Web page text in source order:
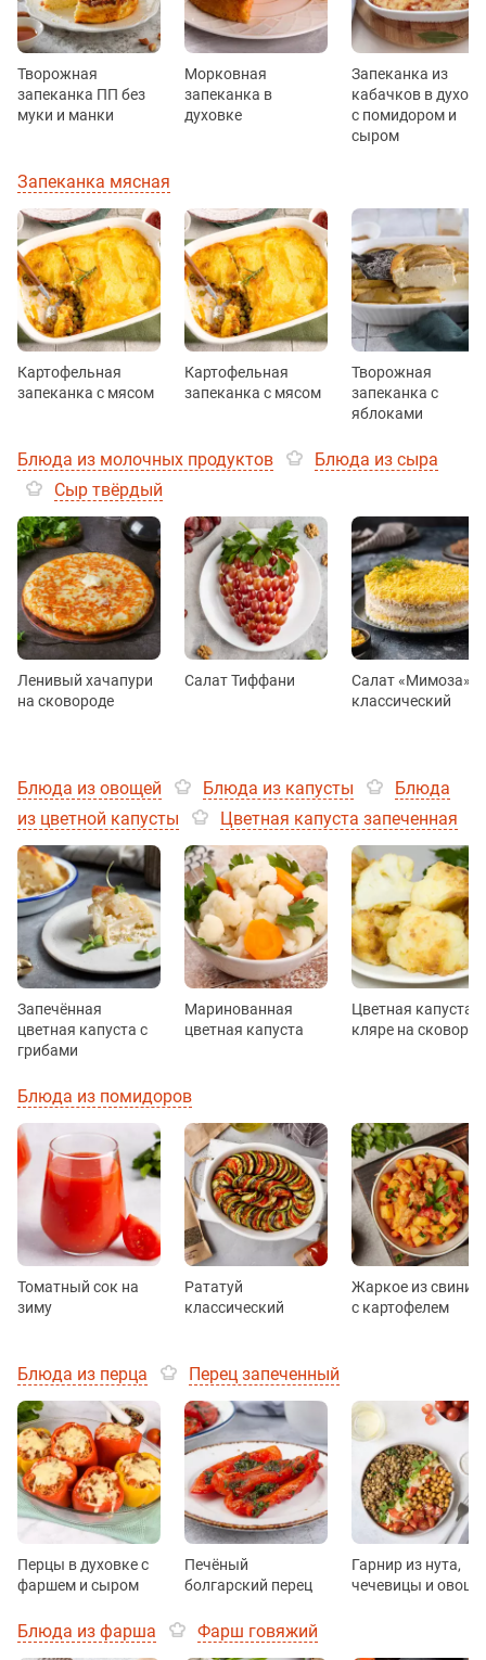
Творожная
запеканка ПП без
муки и манки
Морковная
запеканка в
духовке
Запеканка из
кабачков в
с помидором и
сыром
Запеканка мясная
Картофельная
запеканка с мясом
Картофельная
запеканка с мясом
Творожная
запеканка с
яблоками
Блюда из молочных продуктов
Блюда из сыра
Сыр твёрдый
Ленивый хачапури
на сковороде
Салат Тиффани
Салат «Мимоза»
классический
Блюда из овощей Блюда из капусты
Блюда
из цветной капусты
Цветная капуста запеченная
Запечённая
цветная капуста с
грибами
Маринованная
цветная капуста
Цветная капуста в
кляре на
Блюда из помидоров
Томатный сок на
зиму
Рататуй
классический
Жаркое из
с картофелем
Блюда из перца Перец запеченный
Перцы в духовке с
фаршем и сыром
Печёный
болгарский перец
Гарнир из нута,
чечевицы и
Блюда из фарша Фарш говяжий